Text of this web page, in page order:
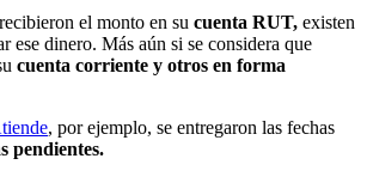
el monto en su cuenta RUT, existen
ese dinero. Más aún si se considera que
cuenta corriente y otros en forma
, por ejemplo, se entregaron las fechas
pendientes.